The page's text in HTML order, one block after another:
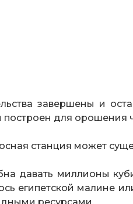
завершены и
для орошения
станция может
давать миллионы
египетской малине